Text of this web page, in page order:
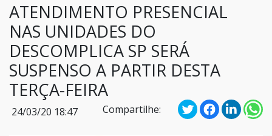
ATENDIMENTO PRESENCIAL
NAS UNIDADES DO
DESCOMPLICA SP SERÁ
SUSPENSO A PARTIR DESTA
TERÇA-FEIRA
24/03/20 18:47 Compartilhe: